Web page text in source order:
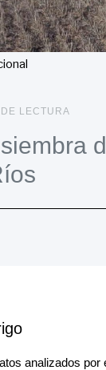
LECTURA
analizados por